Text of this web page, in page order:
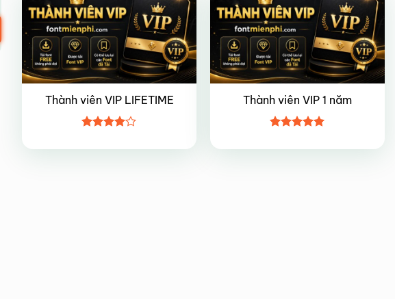
Thành viên VIP LIFETIME
xếp hạng
Thành viên VIP 1 năm
hạng55